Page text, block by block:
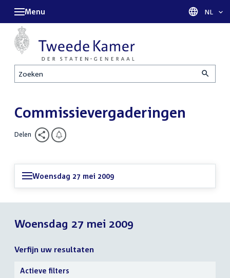
Zoeken
Menu Taal
NL
Commissievergaderingen
Delen
Woensdag 27 mei 2009
Woensdag 27 mei 2009
Verfijn uw resultaten
Verfijn
uw
Actieve filters